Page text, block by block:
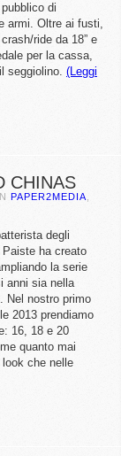
di
armi. Oltre ai fusti,
ride da 18” e
per la cassa,
seggiolino. (Leggi
CHINAS
PAPER2MEDIA
degli
ha creato
la serie
anni sia nella
Nel nostro primo
2013 prendiamo
16, 18 e 20
quanto mai
che nelle